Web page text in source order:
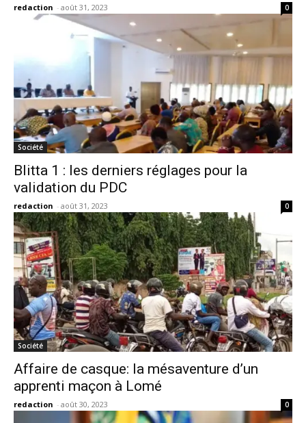
redaction - août 31, 2023 0
Société
Blitta 1 : les derniers réglages pour la
validation du PDC
redaction - août 31, 2023 0
Société
Affaire de casque: la mésaventure d’un
apprenti maçon à Lomé
redaction - août 30, 2023 0